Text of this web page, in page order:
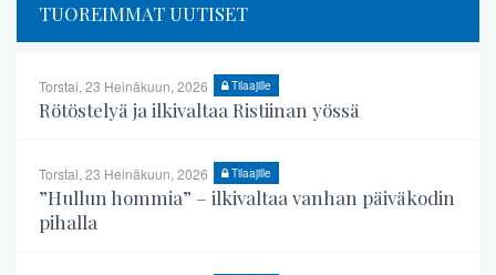
TUOREIMMAT UUTISET
Torstai, 23 Heinäkuun, 2026 Tilaajille
Rötöstelyä ja ilkivaltaa Ristiinan yössä
Torstai, 23 Heinäkuun, 2026 Tilaajille
”Hullun hommia” – ilkivaltaa vanhan päiväkodin
pihalla